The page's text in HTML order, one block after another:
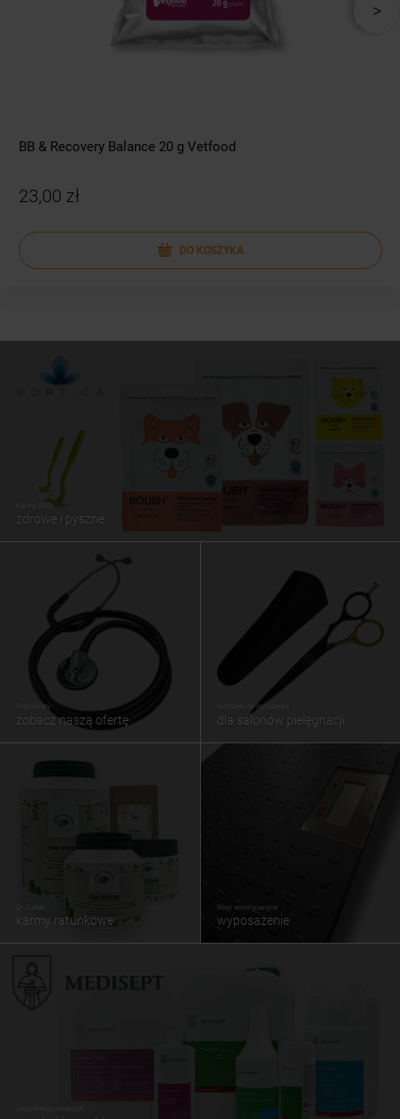
BB & Recovery Balance 20 g Vetfood
23,00 zł
DO KOSZYKA
Karmy EKO
zdrowe i pyszne
Stetoskopy
zobacz naszą ofertę
Nożczyki do strzyżenia
dla salonów pielęgnacji
Dezynfekcja Medisept
Dr Ziętek
karmy ratunkowe
Wagi weterynaryjne
wyposażenie